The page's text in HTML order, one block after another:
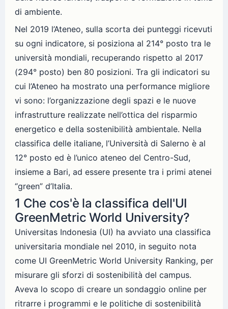
di ambiente.
Nel 2019 l’Ateneo, sulla scorta dei punteggi ricevuti
su ogni indicatore, si posiziona al 214° posto tra le
università mondiali, recuperando rispetto al 2017
(294° posto) ben 80 posizioni. Tra gli indicatori su
cui l’Ateneo ha mostrato una performance migliore
vi sono: l’organizzazione degli spazi e le nuove
infrastrutture realizzate nell’ottica del risparmio
energetico e della sostenibilità ambientale. Nella
classifica delle italiane, l’Università di Salerno è al
12° posto ed è l’unico ateneo del Centro-Sud,
insieme a Bari, ad essere presente tra i primi atenei
“green” d’Italia.
1 Che cos'è la classifica dell'UI
GreenMetric World University?
Universitas Indonesia (UI) ha avviato una classifica
universitaria mondiale nel 2010, in seguito nota
come UI GreenMetric World University Ranking, per
misurare gli sforzi di sostenibilità del campus.
Aveva lo scopo di creare un sondaggio online per
ritrarre i programmi e le politiche di sostenibilità